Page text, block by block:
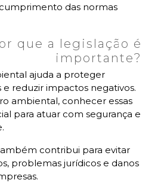
das normas
que a legislação é
importante?
ajuda a proteger
e reduzir impactos negativos.
ambiental, conhecer essas
para atuar com segurança e
contribui para evitar
problemas jurídicos e danos